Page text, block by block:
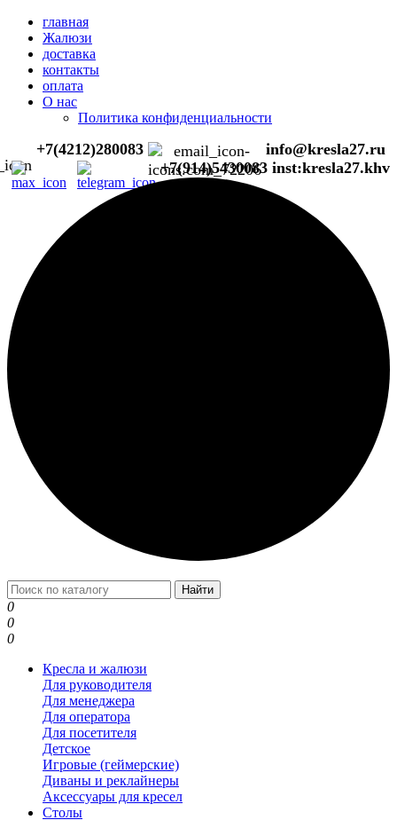
главная
Жалюзи
доставка
контакты
оплата
О нас
Политика конфиденциальности
+7(4212)280083
info@kresla27.ru
+7(914)5430083 inst:kresla27.khv
Найти
0
0
0
Кресла и жалюзи
Для руководителя
Для менеджера
Для оператора
Для посетителя
Детское
Игровые (геймерские)
Диваны и реклайнеры
Аксессуары для кресел
Столы